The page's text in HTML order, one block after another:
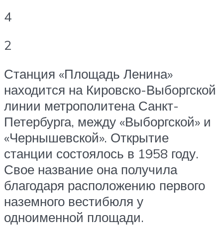
4
2
Станция «Площадь Ленина»
находится на Кировско-Выборгской
линии метрополитена Санкт-
Петербурга, между «Выборгской» и
«Чернышевской». Открытие
станции состоялось в 1958 году.
Свое название она получила
благодаря расположению первого
наземного вестибюля у
одноименной площади.